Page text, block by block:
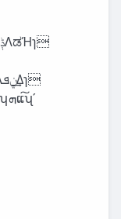
ɹɹࢼߦࡨ‫ͨ͏ߦͯ͠ޡ‬Ί๨Εʹ͍͘ ɹɹˠ΋͔͢͠Δͱʮ‫ܗ‬ແ͠ʯʹ